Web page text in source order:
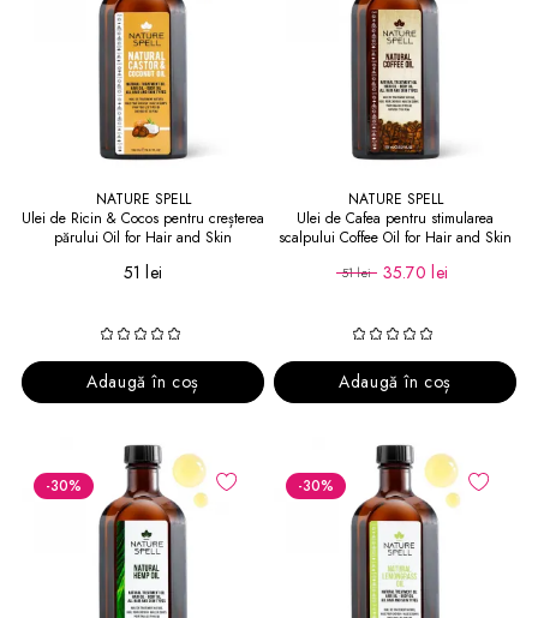
NATURE SPELL
Ulei de Ricin & Cocos pentru creșterea
părului Oil for Hair and Skin
51 lei
Adaugă în coș
NATURE SPELL
Ulei de Cafea pentru stimularea
scalpului Coffee Oil for Hair and Skin
51 lei 35.70 lei
Adaugă în coș
-30% -30%